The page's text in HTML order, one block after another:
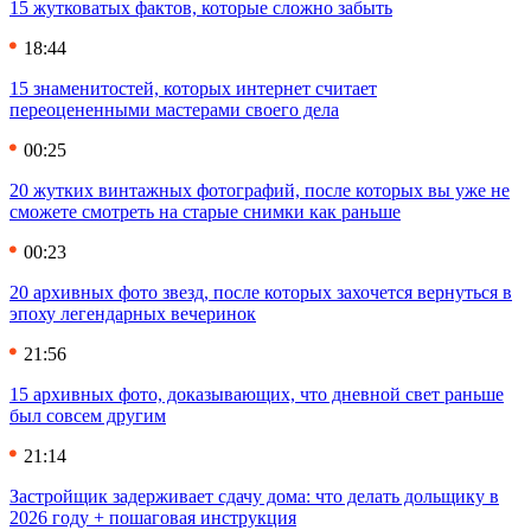
15 жутковатых фактов, которые сложно забыть
18:44
15 знаменитостей, которых интернет считает
переоцененными мастерами своего дела
00:25
20 жутких винтажных фотографий, после которых вы уже не
сможете смотреть на старые снимки как раньше
00:23
20 архивных фото звезд, после которых захочется вернуться в
эпоху легендарных вечеринок
21:56
15 архивных фото, доказывающих, что дневной свет раньше
был совсем другим
21:14
Застройщик задерживает сдачу дома: что делать дольщику в
2026 году + пошаговая инструкция